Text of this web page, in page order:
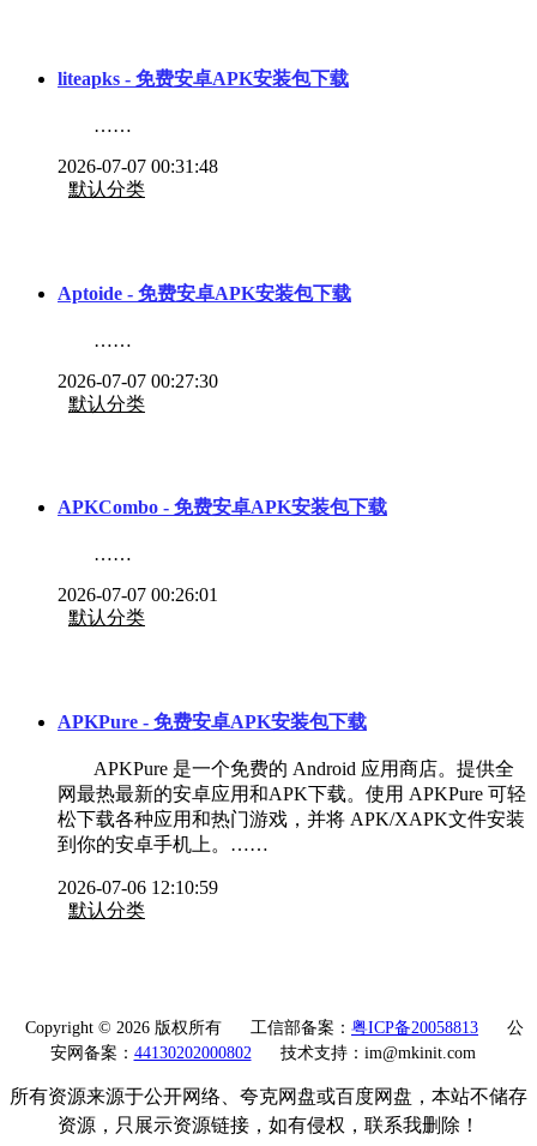
liteapks - 免费安卓APK安装包下载
……
2026-07-07 00:31:48
默认分类
Aptoide - 免费安卓APK安装包下载
……
2026-07-07 00:27:30
默认分类
APKCombo - 免费安卓APK安装包下载
……
2026-07-07 00:26:01
默认分类
APKPure - 免费安卓APK安装包下载
APKPure 是一个免费的 Android 应用商店。提供全
网最热最新的安卓应用和APK下载。使用 APKPure 可轻
松下载各种应用和热门游戏，并将 APK/XAPK文件安装
到你的安卓手机上。……
2026-07-06 12:10:59
默认分类
Copyright © 2026 版权所有 工信部备案： 粤ICP备20058813
公
安网备案： 44130202000802 技术支持：im@mkinit.com
所有资源来源于公开网络、夸克网盘或百度网盘，本站不储存
资源，只展示资源链接，如有侵权，联系我删除！